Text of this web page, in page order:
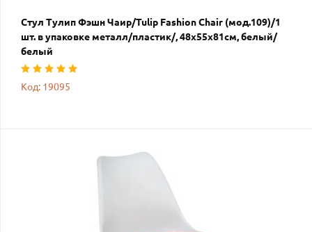
Стул Тулип Фэшн Чаир/Tulip Fashion Chair (мод.109)/1
шт. в упаковке металл/пластик/, 48х55х81см, белый/
белый
Код: 19095